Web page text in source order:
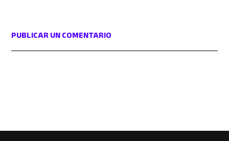
PUBLICAR UN COMENTARIO